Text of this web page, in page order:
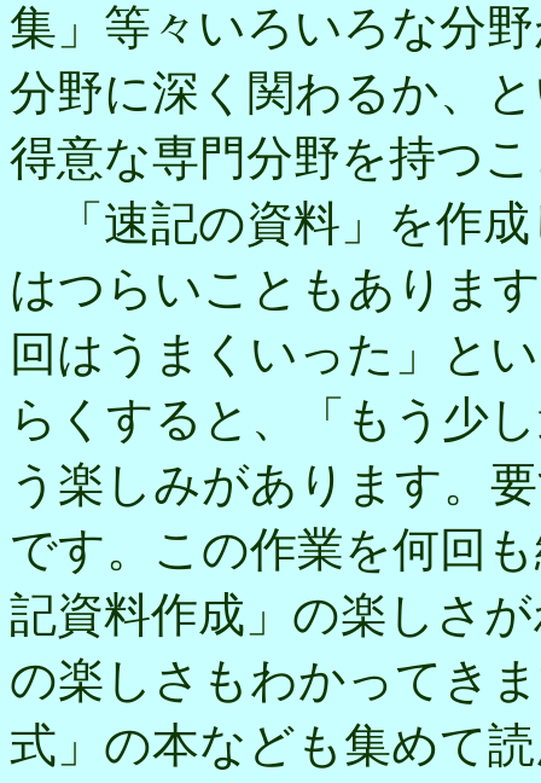
集」等々いろいろな分
分野に深く関わるか、
得意な専門分野を持つ
「速記の資料」を作
はつらいこともありま
回はうまくいった」と
らくすると、「もう少
う楽しみがあります。
です。この作業を何回
記資料作成」の楽しさ
の楽しさもわかってき
式」の本なども集めて